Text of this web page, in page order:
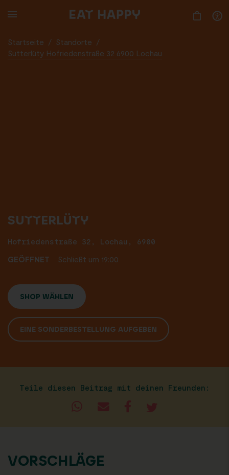
TO
Startseite / Standorte
/
Sutterlüty Hofriedenstraße 32 6900 Lochau
SUTTERLÜTY
Hofriedenstraße 32, Lochau, 6900
GEÖFFNET
Schließt um 19:00
SHOP WÄHLEN
EINE SONDERBESTELLUNG AUFGEBEN
Teile diesen Beitrag mit deinen Freunden:
VORSCHLÄGE